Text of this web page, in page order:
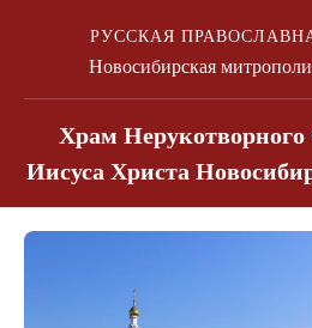
РУССКАЯ
Новосибирская
Храм Нерукотворного
Иисуса Христа